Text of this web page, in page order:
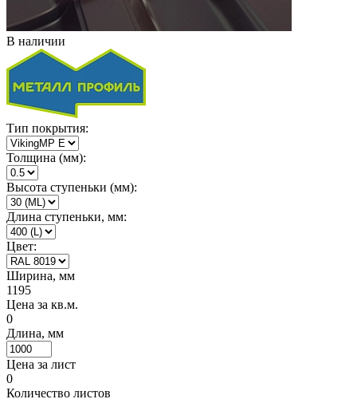
В наличии
Тип покрытия:
Толщина (мм):
Высота ступеньки (мм):
Длина ступеньки, мм:
Цвет:
Ширина, мм
1195
Цена за кв.м.
0
Длина, мм
Цена за лист
0
Количество листов